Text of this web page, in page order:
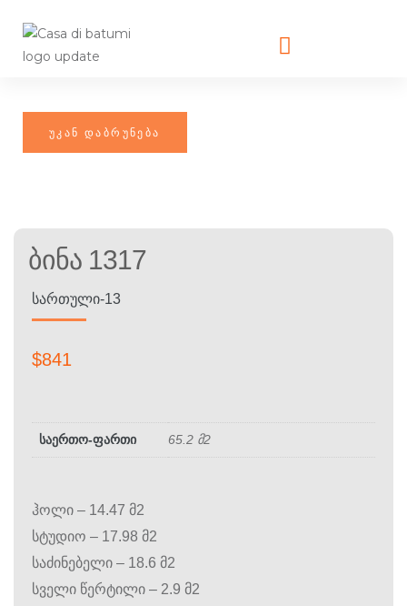
Ბინა 1317
ᲡᲐᲠᲗᲣᲚᲘ-13
$841
საერთო-ფართი 65.2 მ2
ჰოლი – 14.47 მ2
სტუდიო – 17.98 მ2
საძინებელი – 18.6 მ2
სველი წერტილი – 2.9 მ2